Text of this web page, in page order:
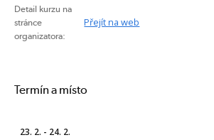
Detail kurzu na
stránce
organizatora:
Přejít na web
Termín a místo
23. 2. - 24. 2.